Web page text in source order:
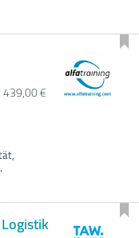
439,00 €